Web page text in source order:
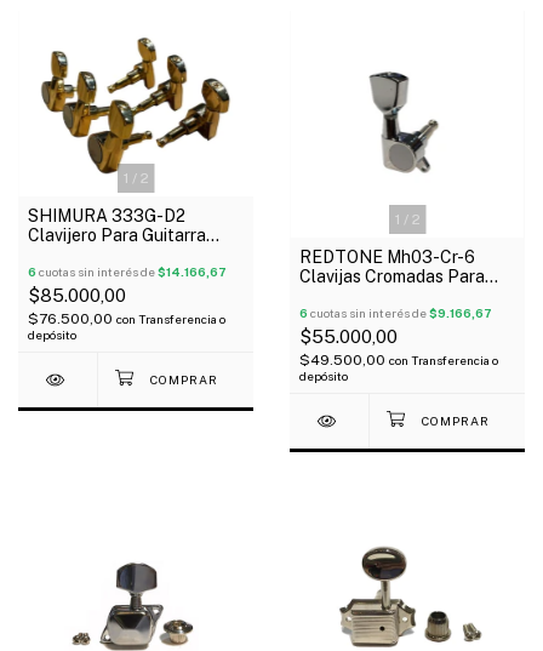
1 / 2
SHIMURA 333G-D2
Clavijero Para Guitarra
Dorados
6 cuotas sin interés de$14.166,67
$85.000,00
$76.500,00 con Transferencia o
depósito
1 / 2
REDTONE Mh03-Cr-6
Clavijas Cromadas Para
Linea Fender
6 cuotas sin interés de$9.166,67
$55.000,00
$49.500,00 con Transferencia o
depósito